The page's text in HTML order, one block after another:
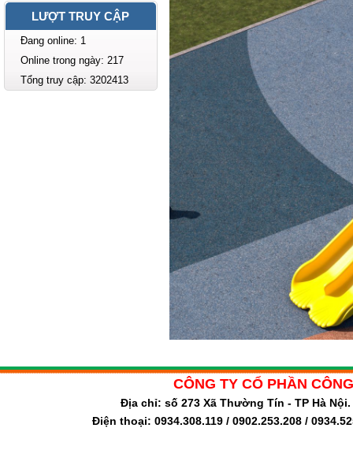
LƯỢT TRUY CẬP
Đang online: 1
Online trong ngày: 217
Tổng truy cập: 3202413
CÔNG TY CỔ PHẦN
Địa chỉ: số 273 Xã Thường Tín - TP Hà
Điện thoại: 0934.308.119 / 0902.253.208 /